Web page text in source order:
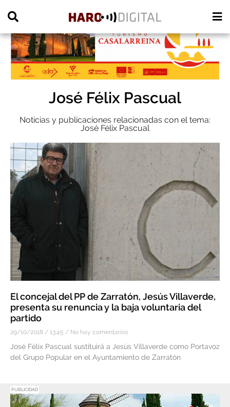
José Félix Pascual
Noticias y publicaciones relacionadas con el tema:
José Félix Pascual
El concejal del PP de Zarratón, Jesús Villaverde,
presenta su renuncia y la baja voluntaria del
partido
29/10/2018 13:45 No hay comentarios
José Félix Pascual sustituirá a Jesús Villaverde como Portavoz
del Grupo Popular en el Ayuntamiento de Zarratón
PUBLICIDAD